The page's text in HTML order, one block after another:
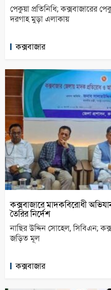
পেকুয়া প্রতিনিধি; কক্সবাজারের
দরগাহ মুড়া এলাকায়
কক্সবাজার
কক্সবাজারে মাদকবিরোধী
তৈরির নির্দেশ
নাছির উদ্দিন সোহেল, সিবিএন;
জড়িত মূল
কক্সবাজার